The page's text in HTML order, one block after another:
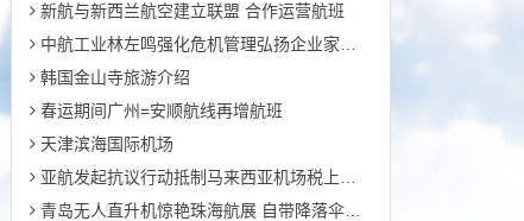
新航与新西兰航空建立联盟 合作运营航班
中航工业林左鸣强化危机管理弘扬企业家精神
韩国金山寺旅游介绍
春运期间广州=安顺航线再增航班
天津滨海国际机场
亚航发起抗议行动抵制马来西亚机场税上涨的行为
青岛无人直升机惊艳珠海航展 自带降落伞可脱险